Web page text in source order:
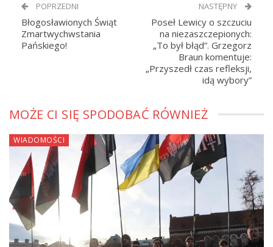
POPRZEDNI
Błogosławionych Świąt
Zmartwychwstania
Pańskiego!
NASTĘPNY
Poseł Lewicy o szczuciu
na niezaszczepionych:
„To był błąd”. Grzegorz
Braun komentuje:
„Przyszedł czas refleksji,
idą wybory”
MOŻE CI SIĘ SPODOBAĆ RÓWNIEŻ
WIADOMOŚCI